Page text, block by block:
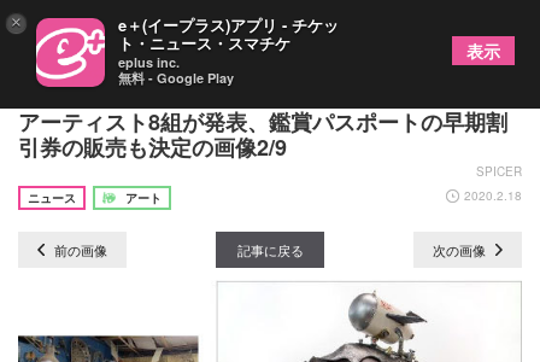
『六甲ミーツ・アート 芸術散歩2020』 第一弾招待
アーティスト8組が発表、鑑賞パスポートの早期割
引券の販売も決定の画像2/9
SPICER
ニュース
アート 2020.2.18
前の画像 記事に戻る 次の画像
× e＋(イープラス)アプリ - チケッ
ト・ニュース・スマチケ
eplus inc.
無料 - Google Play
表示